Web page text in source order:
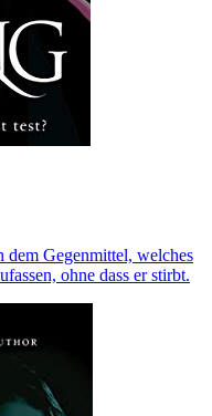
dem Gegenmittel, welches
ohne dass er stirbt.